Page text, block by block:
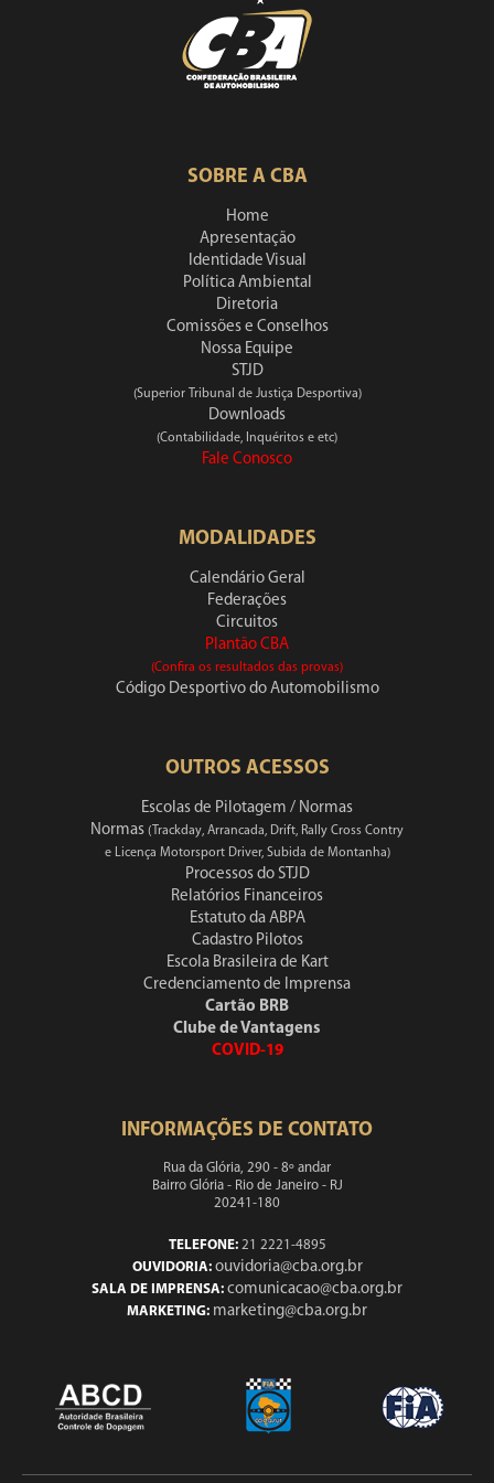
SOBRE A CBA
Home
Apresentação
Identidade Visual
Política Ambiental
Diretoria
Comissões e Conselhos
Nossa Equipe
STJD
(Superior Tribunal de Justiça Desportiva)
Downloads
(Contabilidade, Inquéritos e etc)
Fale Conosco
MODALIDADES
Calendário Geral
Federações
Circuitos
Plantão CBA
(Confira os resultados das provas)
Código Desportivo do Automobilismo
OUTROS ACESSOS
Escolas de Pilotagem / Normas
Normas (Trackday, Arrancada, Drift, Rally Cross Contry
e Licença Motorsport Driver, Subida de Montanha)
Processos do STJD
Relatórios Financeiros
Estatuto da ABPA
Cadastro Pilotos
Escola Brasileira de Kart
Credenciamento de Imprensa
Cartão BRB
Clube de Vantagens
COVID-19
INFORMAÇÕES DE CONTATO
Rua da Glória, 290 - 8º andar
Bairro Glória - Rio de Janeiro - RJ
20241-180
TELEFONE:21 2221-4895
OUVIDORIA: ouvidoria@cba.org.br
SALA DE IMPRENSA: comunicacao@cba.org.br
MARKETING: marketing@cba.org.br